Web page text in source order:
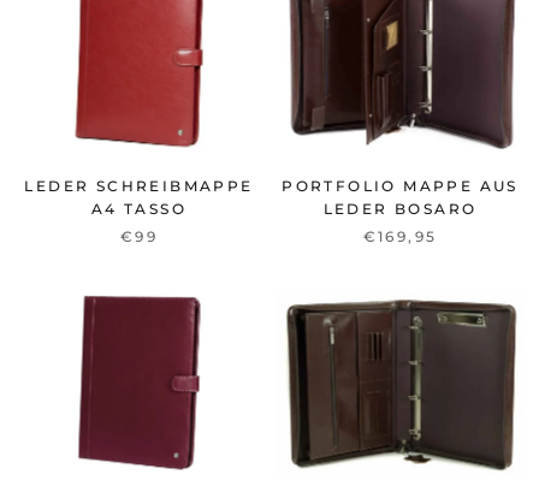
LEDER SCHREIBMAPPE
A4 TASSO
€99
PORTFOLIO MAPPE AUS
LEDER BOSARO
€169,95